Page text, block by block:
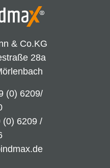
& Co.KG
28a
(0) 6209/
(0) 6209 /